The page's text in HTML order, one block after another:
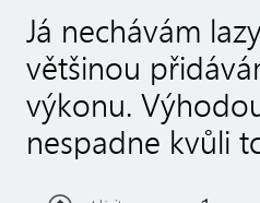
Já nechávám
většinou
výkonu.
nespadne kvůli